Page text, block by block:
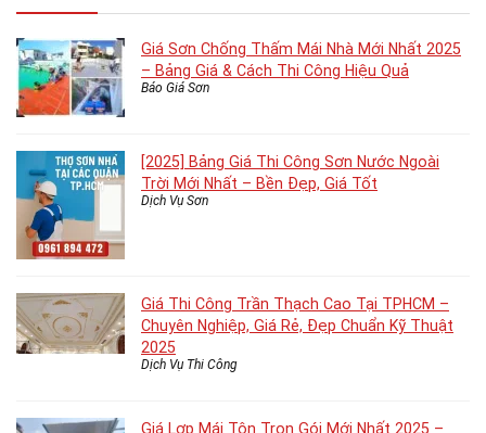
Giá Sơn Chống Thấm Mái Nhà Mới Nhất 2025
– Bảng Giá & Cách Thi Công Hiệu Quả
Báo Giá Sơn
[2025] Bảng Giá Thi Công Sơn Nước Ngoài
Trời Mới Nhất – Bền Đẹp, Giá Tốt
Dịch Vụ Sơn
Giá Thi Công Trần Thạch Cao Tại TPHCM –
Chuyên Nghiệp, Giá Rẻ, Đẹp Chuẩn Kỹ Thuật
2025
Dịch Vụ Thi Công
Giá Lợp Mái Tôn Trọn Gói Mới Nhất 2025 –